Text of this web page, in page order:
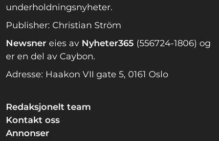
underholdningsnyheter.
Publisher: Christian Ström
Newsner eies av Nyheter365 (556724-1806) og
er en del av Caybon.
Adresse: Haakon VII gate 5, 0161 Oslo
Redaksjonelt team
Kontakt oss
Annonser